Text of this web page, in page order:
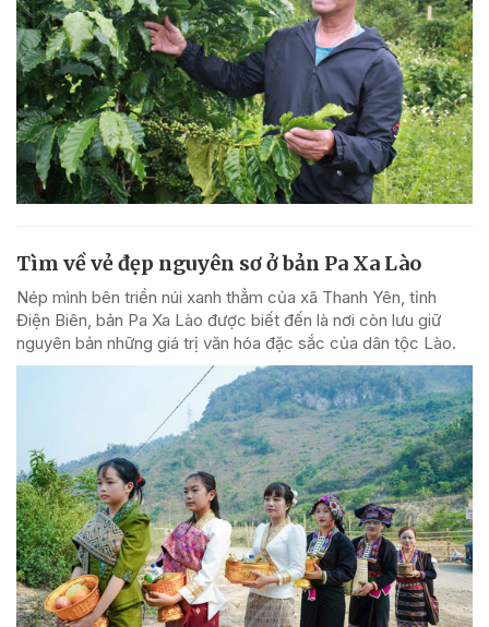
Tìm về vẻ đẹp nguyên sơ ở bản Pa Xa Lào
Nép mình bên triền núi xanh thẳm của xã Thanh Yên, tỉnh
Điện Biên, bản Pa Xa Lào được biết đến là nơi còn lưu giữ
nguyên bản những giá trị văn hóa đặc sắc của dân tộc Lào.